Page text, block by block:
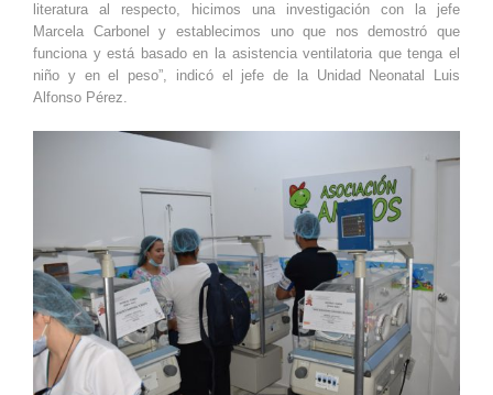
literatura al respecto, hicimos una investigación con la jefe
Marcela Carbonel y establecimos uno que nos demostró que
funciona y está basado en la asistencia ventilatoria que tenga el
niño y en el peso”, indicó el jefe de la Unidad Neonatal Luis
Alfonso Pérez.